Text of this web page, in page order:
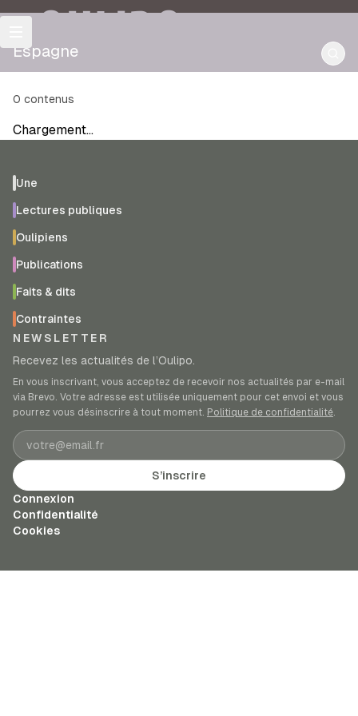
OULIPO
Espagne
0 contenus
Chargement…
Une
Lectures publiques
Oulipiens
Publications
Faits & dits
Contraintes
NEWSLETTER
Recevez les actualités de l’Oulipo.
En vous inscrivant, vous acceptez de recevoir nos actualités par e-mail
via Brevo. Votre adresse est utilisée uniquement pour cet envoi et vous
pourrez vous désinscrire à tout moment. Politique de confidentialité.
Adresse e-mail
S’inscrire
Connexion
Confidentialité
Cookies